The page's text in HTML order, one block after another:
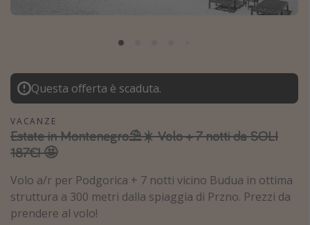
Grecia
Tunisia
Malta
Canarie
Capo Verde
Tipo di vacanza
Vacanze last minute
Questa offerta è scaduta.
VACANZE
Estate in Montenegro⛱️☀️ Volo + 7 notti da SOLI
187€! 🤩
Volo a/r per Podgorica + 7 notti vicino Budua in ottima
struttura a 300 metri dalla spiaggia di Przno. Prezzi da
prendere al volo!